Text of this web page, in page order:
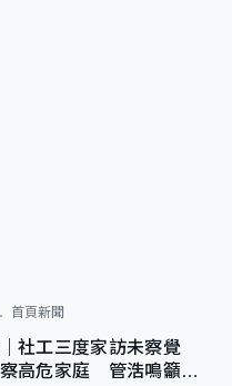
首頁新聞
社工三度家訪未察覺
高危家庭 管浩鳴籲加